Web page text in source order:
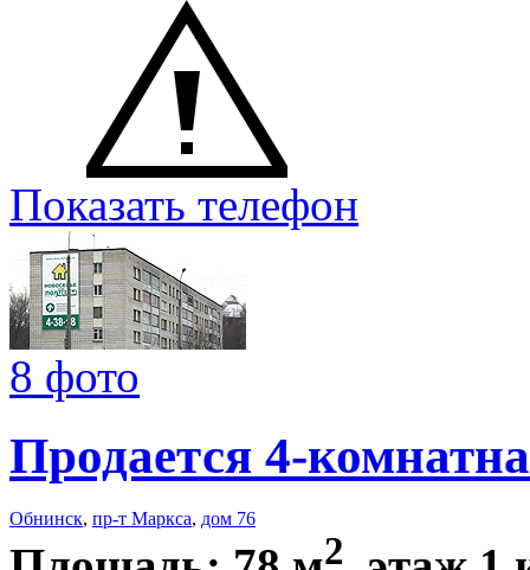
Показать телефон
8 фото
Продается 4-
Обнинск, пр-т Маркса, дом 76
2